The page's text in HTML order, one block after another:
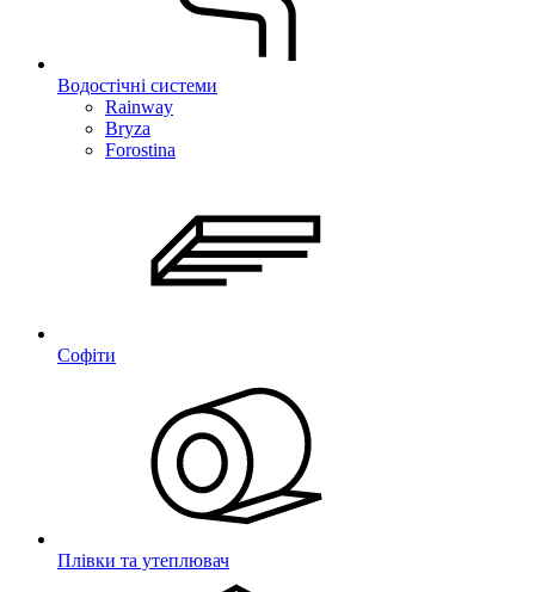
Водостічні системи
Rainway
Bryza
Forostina
Софіти
Плівки та утеплювач